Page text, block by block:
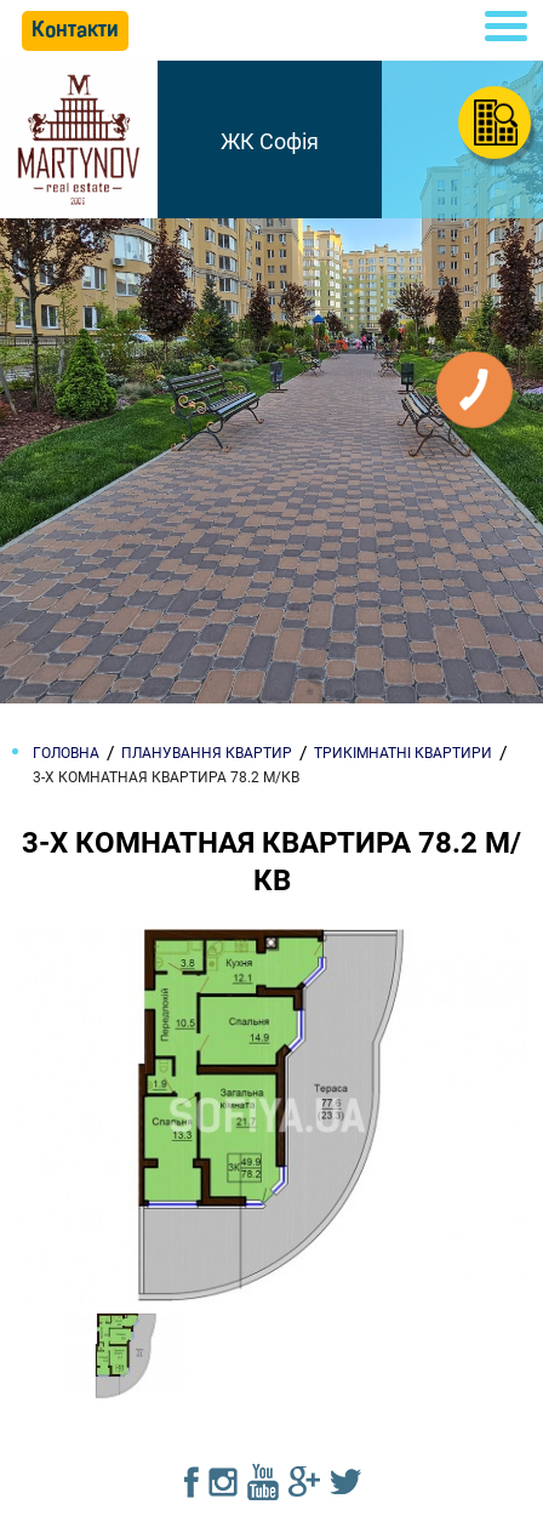
Контакти
ЖК Софія
ГОЛОВНА ПЛАНУВАННЯ КВАРТИР
ТРИКІМНАТНІ КВАРТИРИ
3-Х КОМНАТНАЯ КВАРТИРА 78.2 М/КВ
3-Х КОМНАТНАЯ КВАРТИРА 78.2 М/
КВ